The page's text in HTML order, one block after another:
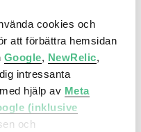
cookies och
att förbättra hemsidan
Google NewRelic
intressanta
hjälp av Meta
(inklusive
och
restauranger,
Bland
och 5
ligger välkända